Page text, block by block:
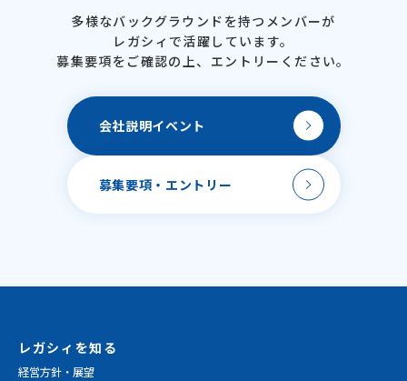
多様なバックグラウンドを持つメンバーが
レガシィで活躍しています。
募集要項をご確認の上、 エントリーください。
会社説明イベント
募集要項・ エントリー
レガシィを知る
経営方針・展望